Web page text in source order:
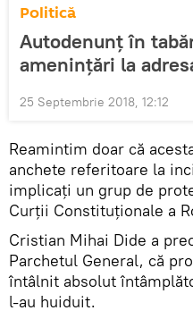
Politică
Autodenunţ în
ameninţări la
25 Septembrie 2018, 12:12
Reamintim doar că
anchete referitoare la
implicaţi un grup de
Curţii Constituţionale a
Cristian Mihai Dide a
Parchetul General, că
întâlnit absolut
l-au huiduit.